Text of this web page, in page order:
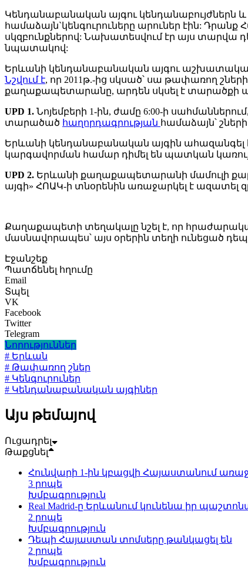
Կենդանաբանական այգու կենդանաբույժներն և
համաձայն`կենգուրուները արուներ էին: Դրանք
սկզբունքներով: Նախատեսվում էր այս
նպատակով:
Երևանի կենդանաբանական այգու
Նշվում է, որ 2011թ.-ից սկսած՝ սա թափառող
քաղաքապետարանը, արդեն սկսել է
UPD 1. Նոյեմբերի 1-ին, ժամը 6:00-ի
տարածած հաղորդագրության համաձայն՝
Երևանի կենդանաբանական այգին ահազանգել
կարգավորման համար դիմել են պատկան
UPD 2. Երևանի քաղաքապետարանի մամուլի
այգի» ՀՈԱԿ-ի տնօրենին առաջարկել է ազատել
Քաղաքապետի տեղակալը նշել է, որ
մասնավորապես՝ այս օրերին տեղի ունեցած
Էջանշեք
Պատճենել հղումը
Email
Տպել
VK
Facebook
Twitter
Telegram
Նորություններ
# Երևան
# Թափառող շներ
# Կենգուրուներ
# Կենդանաբանական այգիներ
Այս թեմայով
Ուցադրել
Թաքցնել
Հունվարի 1-ին կբացվի Հայաստանում
3 րոպե
Խմբագրություն
Real Madrid-ը Երևանում կունենա իր
2 րոպե
Խմբագրություն
Դեպի Հայաստան տոմսերը թանկացել են
2 րոպե
Խմբագրություն